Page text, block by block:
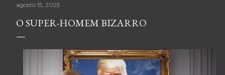
agosto 15, 2025
O SUPER-HOMEM BIZARRO